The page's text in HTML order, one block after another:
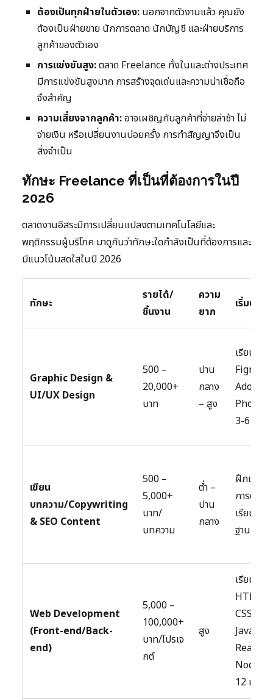
ต้องเป็นทุกฝ่ายในตัวเอง: นอกจากตัวงานแล้ว คุณยัง
ต้องเป็นฝ่ายขาย นักการตลาด นักบัญชี และฝ่ายบริการ
ลูกค้าของตัวเอง
การแข่งขันสูง:ตลาด Freelance ทั้งในและต่างประเทศ
มีการแข่งขันสูงมาก การสร้างจุดเด่นและความน่าเชื่อถือ
จึงสำคัญ
ความเสี่ยงจากลูกค้า:อาจเผชิญกับลูกค้าที่จ่ายล่าช้า ไม่
จ่ายเงิน หรือเปลี่ยนงานบ่อยครั้ง การทำสัญญาจึงเป็น
สิ่งจำเป็น
ทักษะ Freelance ที่เป็นที่ต้องการในปี
2026
ตลาดงานอิสระมีการเปลี่ยนแปลงตามเทคโนโลยีและ
พฤติกรรมผู้บริโภค มาดูกันว่าทักษะใดกำลังเป็นที่ต้องการและ
มีแนวโน้มสดใสในปี 2026
ทักษะ
รายได้/
ชิ้นงาน
ความ
ยาก
เริ่มต้น
Graphic Design &
UI/UX Design
500 –
20,000+
บาท
ปาน
กลาง
– สูง
เรียน
Figma,
Adobe
3-6 เดือน
เขียน
บทความ/Copywriting
& SEO Content
500 –
5,000+
บาท/
บทความ
ต่ำ –
ปาน
กลาง
ฝึกเขียน
การตลาด
เรียนรู้พื้น
ฐาน SEO
Web Development
(Front-end/Back-
end)
5,000 –
100,000+
บาท/โปรเจ
กต์
สูง
เรียน
HTML,
CSS,
React,
Node.js
12 เดือน